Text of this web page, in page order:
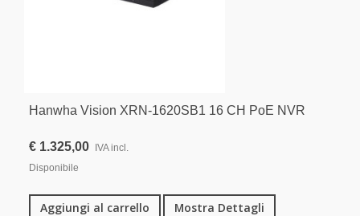
Hanwha Vision XRN-1620SB1 16 CH PoE NVR
€ 1.325,00 IVA incl.
Disponibile
Aggiungi al carrello Mostra Dettagli